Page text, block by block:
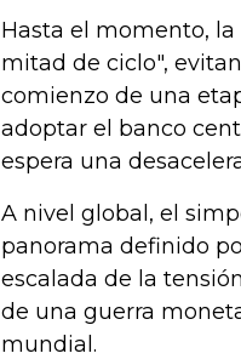
Hasta el momento,
mitad de ciclo",
comienzo de una
adoptar el banco
espera una
A nivel global, el
panorama definido
escalada de la
de una guerra
mundial.